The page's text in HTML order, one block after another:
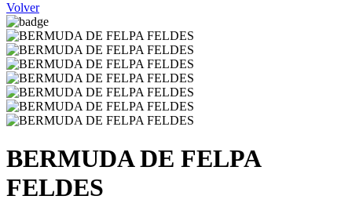
Volver
BERMUDA DE FELPA
FELDES